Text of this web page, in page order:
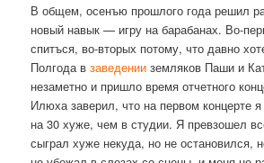
В общем, осенъю прошлого года решил
новый навык — игру на барабанах. Во-
спитъся, во-вторых потому, что давно
Полгода взаведении земляков Паши и
незаметно и пришло время отчетного
Илюха заверил, что на первом концерте
на 30 хуже, чем в студии. Я превзошел
сыграл хуже некуда, но не остановился,